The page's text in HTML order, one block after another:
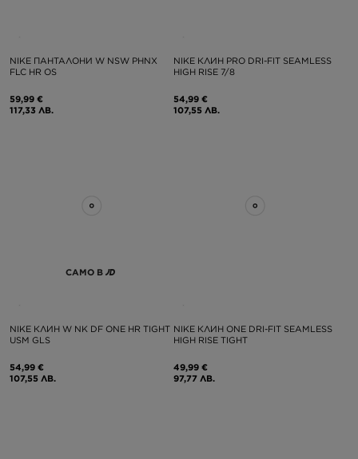
NIKE ПАНТАЛОНИ W NSW PHNX
FLC HR OS
59,99 €
117,33 ЛВ.
NIKE КЛИН PRO DRI-FIT SEAMLESS
HIGH RISE 7/8
54,99 €
107,55 ЛВ.
САМО В
NIKE КЛИН W NK DF ONE HR TIGHT
USM GLS
54,99 €
107,55 ЛВ.
NIKE КЛИН ONE DRI-FIT SEAMLESS
HIGH RISE TIGHT
49,99 €
97,77 ЛВ.